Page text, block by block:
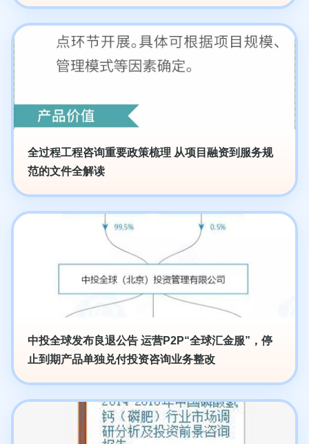
全过程工程咨询重要政策梳理 从项目融资到服务规
范的文件全解读
中投全球发布良退公告 运营P2P“全球汇金服”，停
止到期产品单独兑付投资咨询业务整改